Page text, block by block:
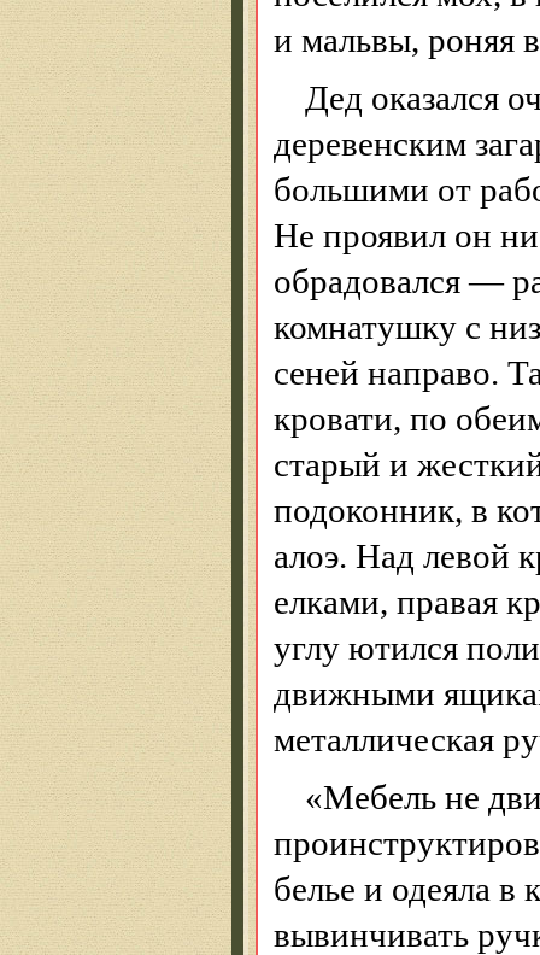
и мальвы, роняя
Дед оказался
деревенским
большими от
Не проявил он
обрадовался —
комнатушку с
сеней направо.
кровати, по
старый и
подоконник, в
алоэ. Над левой
елками, правая
углу ютился
движными
металлическая
«Мебель не
белье и одеяла в
вывинчивать